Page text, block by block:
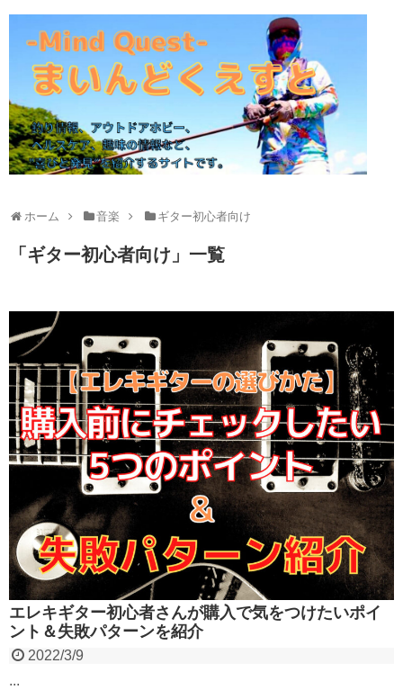
ホーム 音楽 ギター初心者向け
「 ギター初心者向け 」 一覧
エレキギター初心者さんが購入で気をつけたいポイ
ント＆失敗パターンを紹介
2022/3/9
...